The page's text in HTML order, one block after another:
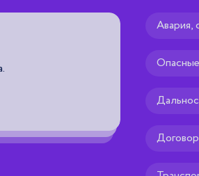
колесном или
главным
земли,
прокладыванию
сухое
Авария,
Договор